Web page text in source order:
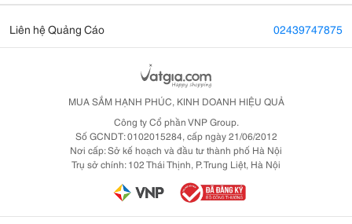
Liên hệ Quảng Cáo 02439747875
MUA SẮM HẠNH PHÚC, KINH DOANH HIỆU QUẢ
Công ty Cổ phần VNP Group.
Số GCNDT: 0102015284, cấp ngày 21/06/2012
Nơi cấp: Sở kế hoạch và đầu tư thành phố Hà Nội
Trụ sở chính: 102 Thái Thịnh, P. Trung Liệt, Hà Nội